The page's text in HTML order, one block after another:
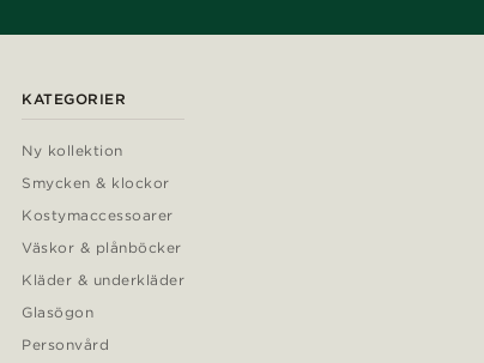
KATEGORIER
Ny kollektion
Smycken & klockor
Kostymaccessoarer
Väskor & plånböcker
Kläder & underkläder
Glasögon
Personvård